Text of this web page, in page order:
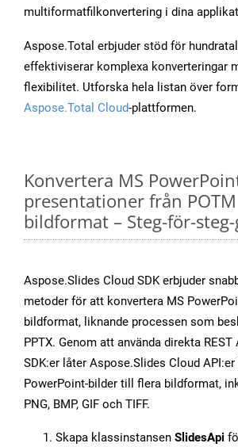
multiformatfilkonvertering i dina
Aspose.Total erbjuder stöd för
effektiviserar komplexa konverteringar
flexibilitet. Utforska hela listan över
Aspose.Total Cloud-plattformen.
Konvertera MS
presentationer från
bildformat – Steg-för-
Aspose.Slides Cloud SDK erbjuder
metoder för att konvertera MS
bildformat, liknande processen som
PPTX. Genom att använda direkta REST
SDK:er låter Aspose.Slides Cloud
PowerPoint-bilder till flera bildformat,
PNG, BMP, GIF och TIFF.
Skapa klassinstansen SlidesApi